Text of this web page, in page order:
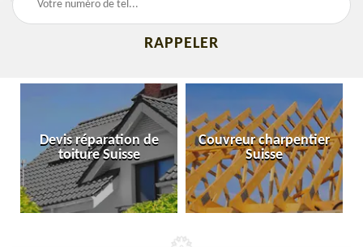
Devis réparation de
toiture Suisse
Couvreur charpentier
Suisse